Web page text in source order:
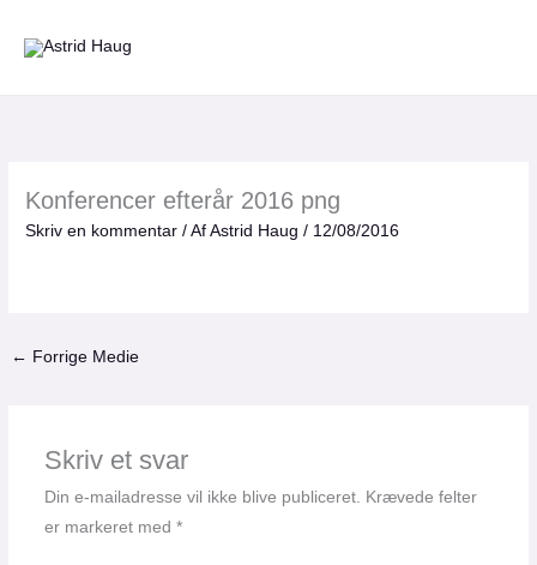
Konferencer efterår 2016 png
Skriv en kommentar / AfAstrid Haug/ 12/08/2016
← Forrige Medie
Skriv et svar
Din e-mailadresse vil ikke blive publiceret. Krævede felter
er markeret med *